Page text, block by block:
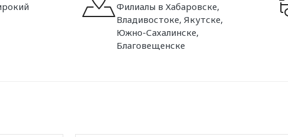
Филиалы в Хабаровске,
Владивостоке, Якутске,
Южно-Сахалинске,
Благовещенске